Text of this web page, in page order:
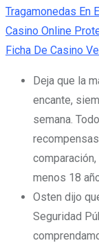
Tragamonedas En
Casino Online
Ficha De Casino
Deja que la
encante,
semana.
menos 18
Osten dijo
Seguridad